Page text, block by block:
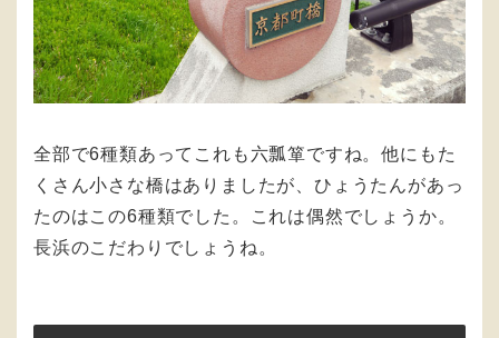
全部で6種類あってこれも六瓢箪ですね。他にもた
くさん小さな橋はありましたが、ひょうたんがあっ
たのはこの6種類でした。これは偶然でしょうか。
長浜のこだわりでしょうね。